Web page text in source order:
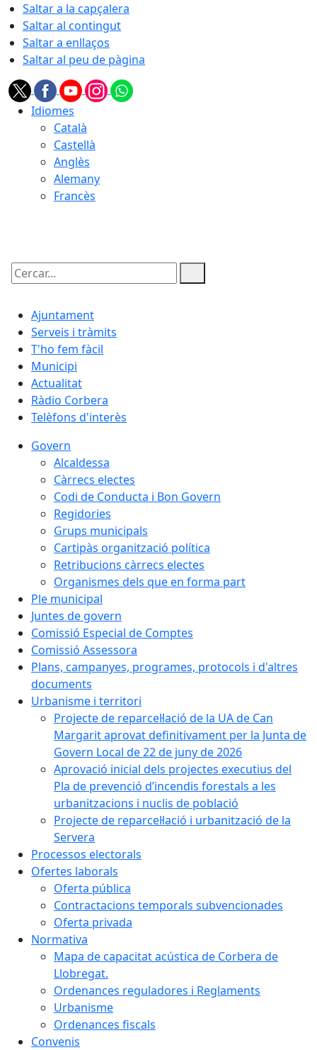
Saltar a la capçalera
Saltar al contingut
Saltar a enllaços
Saltar al peu de pàgina
Idiomes
Català
Castellà
Anglès
Alemany
Francès
Cercar:
Ajuntament
Serveis i tràmits
T'ho fem fàcil
Municipi
Actualitat
Ràdio Corbera
Telèfons d'interès
Govern
Alcaldessa
Càrrecs electes
Codi de Conducta i Bon Govern
Regidories
Grups municipals
Cartipàs organització política
Retribucions càrrecs electes
Organismes dels que en forma part
Ple municipal
Juntes de govern
Comissió Especial de Comptes
Comissió Assessora
Plans, campanyes, programes, protocols i d'altres
documents
Urbanisme i territori
Projecte de reparcel·lació de la UA de Can
Margarit aprovat definitivament per la Junta de
Govern Local de 22 de juny de 2026
Aprovació inicial dels projectes executius del
Pla de prevenció d’incendis forestals a les
urbanitzacions i nuclis de població
Projecte de reparcel·lació i urbanització de la
Servera
Processos electorals
Ofertes laborals
Oferta pública
Contractacions temporals subvencionades
Oferta privada
Normativa
Mapa de capacitat acústica de Corbera de
Llobregat.
Ordenances reguladores i Reglaments
Urbanisme
Ordenances fiscals
Convenis